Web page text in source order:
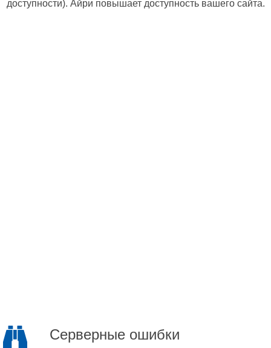
доступности). Айри повышает доступность вашего сайта.
Серверные ошибки